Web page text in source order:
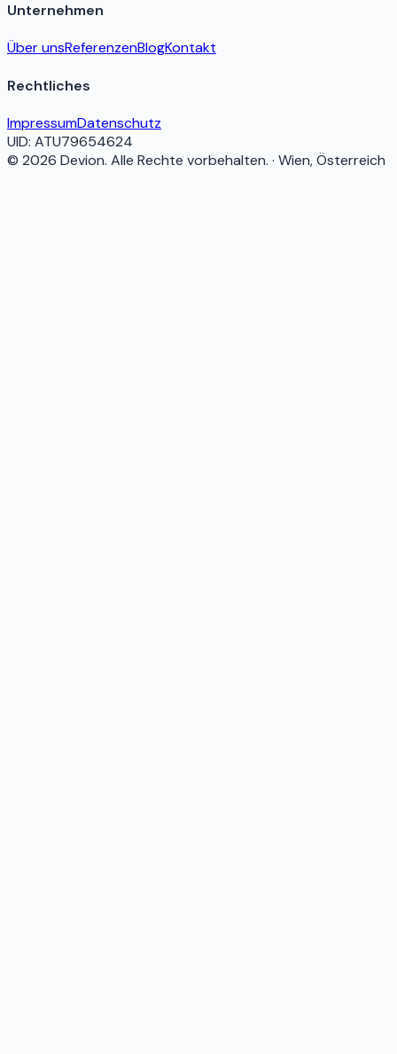
Unternehmen
Über unsReferenzenBlogKontakt
Rechtliches
ImpressumDatenschutz
UID: ATU79654624
© 2026 Devion. Alle Rechte vorbehalten. · Wien, Österreich